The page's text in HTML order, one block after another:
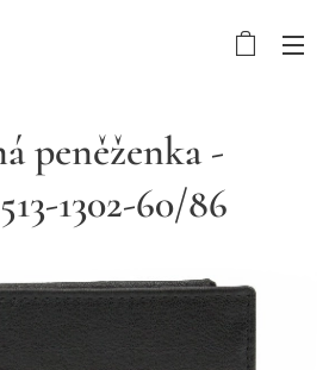
peněženka -
1302-60/86